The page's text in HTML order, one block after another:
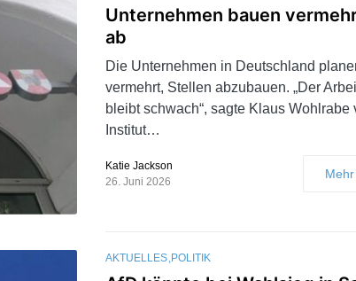
Unternehmen bauen
ab
Die Unternehmen in Deutschland
vermehrt, Stellen abzubauen. „Der
bleibt schwach“, sagte Klaus Wohlrabe
Institut…
Katie Jackson
26. Juni 2026
AKTUELLES POLITIK